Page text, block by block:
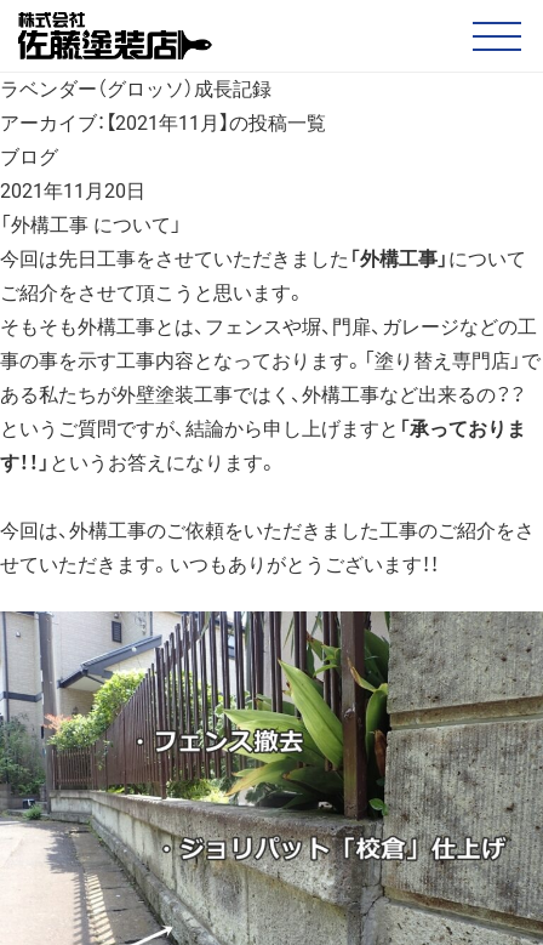
ラベンダー（グロッソ）成長記録
アーカイブ：【2021年11月】の投稿一覧
ブログ
2021年11月20日
「外構工事 について」
今回は先日工事をさせていただきました 「外構工事」 について
ご紹介をさせて頂こうと思います。
そもそも外構工事とは、フェンスや塀、門扉、ガレージなどの工
事の事を示す工事内容となっております。「塗り替え専門店」で
ある私たちが外壁塗装工事ではく、外構工事など出来るの？？
というご質問ですが、結論から申し上げますと 「承っておりま
す！！」 というお答えになります。
今回は、外構工事のご依頼をいただきました工事のご紹介をさ
せていただきます。いつもありがとうございます！！